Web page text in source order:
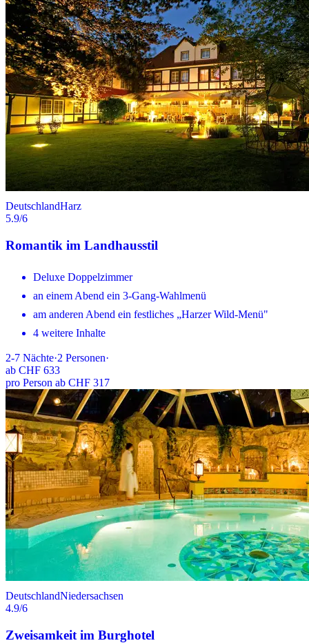
DeutschlandHarz
5.9/6
Romantik im Landhausstil
Deluxe Doppelzimmer
an einem Abend ein 3-Gang-Wahlmenü
am anderen Abend ein festliches „Harzer Wild-Menü"
4 weitere Inhalte
2-7 Nächte·2 Personen·
ab CHF 633
pro Person ab CHF 317
DeutschlandNiedersachsen
4.9/6
Zweisamkeit im Burghotel